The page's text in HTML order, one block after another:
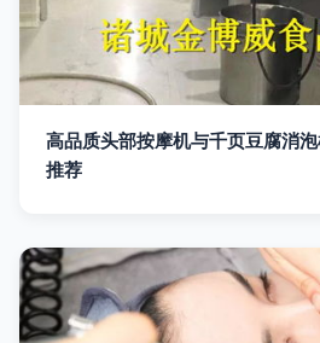
高品质头部按摩机与千页豆腐消
推荐